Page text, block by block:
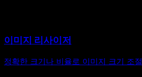
이미지 리사이저
정확한 크기나 비율로 이미지 크기 조절